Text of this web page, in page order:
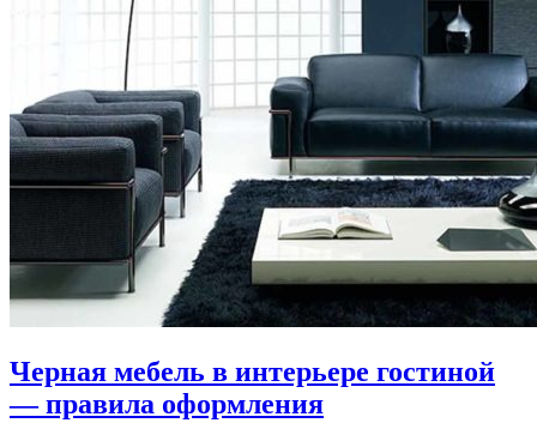
Черная мебель в интерьере гостиной
— правила оформления